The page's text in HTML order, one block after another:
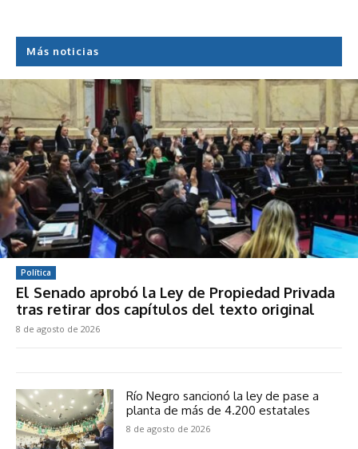
Más noticias
Política
El Senado aprobó la Ley de Propiedad Privada
tras retirar dos capítulos del texto original
8 de agosto de 2026
Río Negro sancionó la ley de pase a
planta de más de 4.200 estatales
8 de agosto de 2026